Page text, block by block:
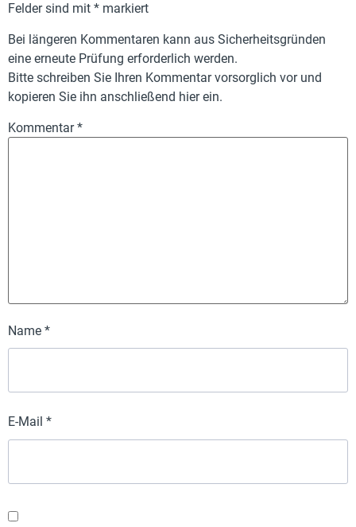
Felder sind mit * markiert
Bei längeren Kommentaren kann aus Sicherheitsgründen
eine erneute Prüfung erforderlich werden.
Bitte schreiben Sie Ihren Kommentar vorsorglich vor und
kopieren Sie ihn anschließend hier ein.
Kommentar*
Name *
E-Mail *